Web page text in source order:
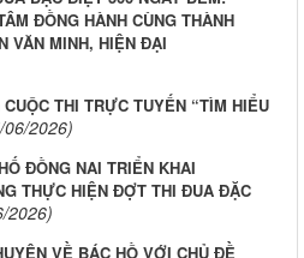
ĐỒNG HÀNH CÙNG THÀNH
VĂN MINH, HIỆN ĐẠI
THI TRỰC TUYẾN “TÌM HIỂU
06/2026)
ĐỒNG NAI TRIỂN KHAI
THỰC HIỆN ĐỢT THI ĐUA ĐẶC
2026)
VỀ BÁC HỒ VỚI CHỦ ĐỀ